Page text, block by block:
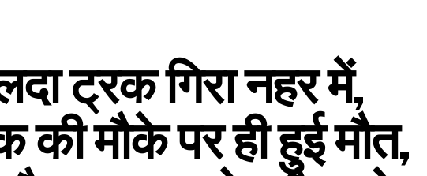
ट्रक गिरा नहर में,
की मौके पर ही हुई मौत,